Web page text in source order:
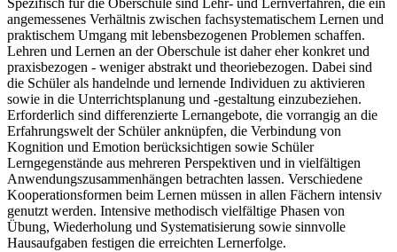
Spezifisch für die Oberschule sind Lehr- und Lernverfahren, die ein
angemessenes Verhältnis zwischen fachsystematischem Lernen und
praktischem Umgang mit lebensbezogenen Problemen schaffen.
Lehren und Lernen an der Oberschule ist daher eher konkret und
praxisbezogen - weniger abstrakt und theoriebezogen. Dabei sind
die Schüler als handelnde und lernende Individuen zu aktivieren
sowie in die Unterrichtsplanung und -gestaltung einzubeziehen.
Erforderlich sind differenzierte Lernangebote, die vorrangig an die
Erfahrungswelt der Schüler anknüpfen, die Verbindung von
Kognition und Emotion berücksichtigen sowie Schüler
Lerngegenstände aus mehreren Perspektiven und in vielfältigen
Anwendungszusammenhängen betrachten lassen. Verschiedene
Kooperationsformen beim Lernen müssen in allen Fächern intensiv
genutzt werden. Intensive methodisch vielfältige Phasen von
Übung, Wiederholung und Systematisierung sowie sinnvolle
Hausaufgaben festigen die erreichten Lernerfolge.